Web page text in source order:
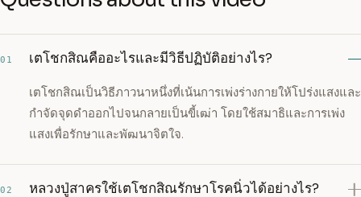
01 เตโชกสิณคืออะไรและมีวิธีปฏิบัติอย่างไร?
เตโชกสิณเป็นวิธีภาวนาหนึ่งที่เน้นการเพ่งร่างกายให้โปร่งแสงและ
กำจัดจุดดำออกไปจนกลายเป็นขี้เฒ่า โดยใช้สมาธิและการเพ่ง
แสงเพื่อรักษาและพัฒนาจิตใจ.
02 หลวงปู่สาครใช้เตโชกสิณรักษาโรคนิ่วได้อย่างไร?